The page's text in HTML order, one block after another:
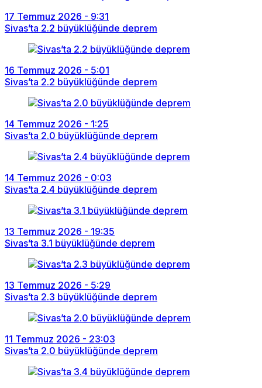
17 Temmuz 2026 - 9:31
Sivas’ta 2.2 büyüklüğünde deprem
16 Temmuz 2026 - 5:01
Sivas’ta 2.2 büyüklüğünde deprem
14 Temmuz 2026 - 1:25
Sivas’ta 2.0 büyüklüğünde deprem
14 Temmuz 2026 - 0:03
Sivas’ta 2.4 büyüklüğünde deprem
13 Temmuz 2026 - 19:35
Sivas’ta 3.1 büyüklüğünde deprem
13 Temmuz 2026 - 5:29
Sivas’ta 2.3 büyüklüğünde deprem
11 Temmuz 2026 - 23:03
Sivas’ta 2.0 büyüklüğünde deprem